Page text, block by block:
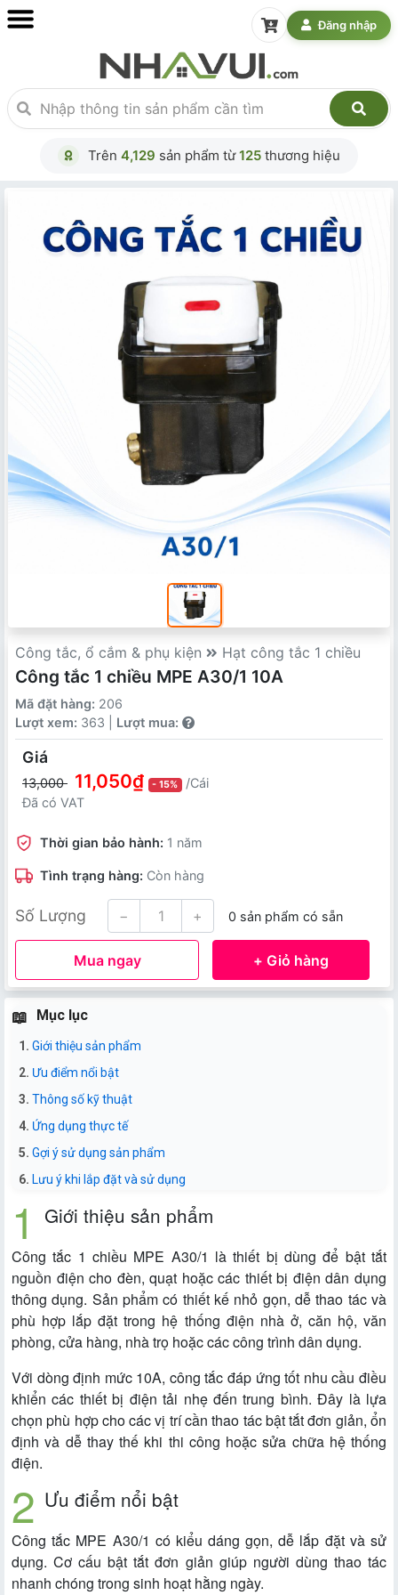
Đăng nhập
Trên 4,129 sản phẩm từ125 thương hiệu
Công tắc, ổ cắm & phụ kiện Hạt công tắc 1 chiều
Công tắc 1 chiều MPE A30/1 10A
Mã đặt hàng: 206
Lượt xem: 363 | Lượt mua:
Giá
13,000 11,050₫ - 15%
/Cái
Đã có VAT
Thời gian bảo hành: 1 năm
Tình trạng hàng: Còn hàng
Số Lượng − + 0 sản phẩm có sẵn
Mua ngay + Giỏ hàng
Mục lục
Giới thiệu sản phẩm
Ưu điểm nổi bật
Thông số kỹ thuật
Ứng dụng thực tế
Gợi ý sử dụng sản phẩm
Lưu ý khi lắp đặt và sử dụng
Giới thiệu sản phẩm
Công tắc 1 chiều MPE A30/1 là thiết bị dùng để bật tắt
nguồn điện cho đèn, quạt hoặc các thiết bị điện dân dụng
thông dụng. Sản phẩm có thiết kế nhỏ gọn, dễ thao tác và
phù hợp lắp đặt trong hệ thống điện nhà ở, căn hộ, văn
phòng, cửa hàng, nhà trọ hoặc các công trình dân dụng.
Với dòng định mức 10A, công tắc đáp ứng tốt nhu cầu điều
khiển các thiết bị điện tải nhẹ đến trung bình. Đây là lựa
chọn phù hợp cho các vị trí cần thao tác bật tắt đơn giản, ổn
định và dễ thay thế khi thi công hoặc sửa chữa hệ thống
điện.
Ưu điểm nổi bật
Công tắc MPE A30/1 có kiểu dáng gọn, dễ lắp đặt và sử
dụng. Cơ cấu bật tắt đơn giản giúp người dùng thao tác
nhanh chóng trong sinh hoạt hằng ngày.